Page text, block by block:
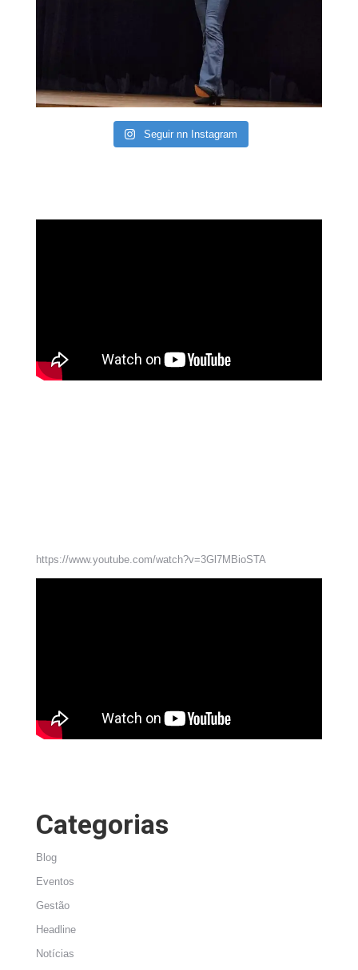
Seguir nn Instagram
https://www.youtube.com/watch?v=3Gl7MBioSTA
Categorias
Blog
Eventos
Gestão
Headline
Notícias